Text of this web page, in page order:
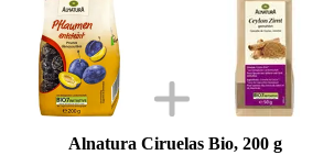
Alnatura Ciruelas Bio, 200 g